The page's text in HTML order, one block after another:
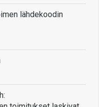
lähdekoodin